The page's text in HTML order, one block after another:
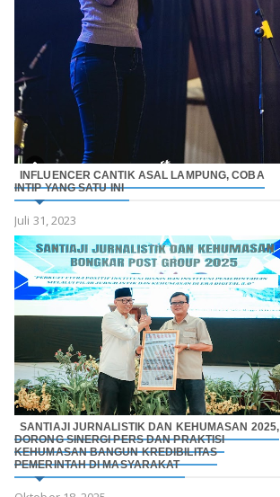
INFLUENCER CANTIK ASAL LAMPUNG, COBA
INTIP YANG SATU INI
Juli 31, 2023
SANTIAJI JURNALISTIK DAN KEHUMASAN 2025,
DORONG SINERGI PERS DAN PRAKTISI
KEHUMASAN BANGUN KREDIBILITAS
PEMERINTAH DI MASYARAKAT